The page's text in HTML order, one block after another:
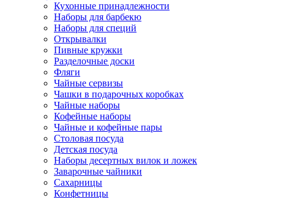
Кухонные принадлежности
Наборы для барбекю
Наборы для специй
Открывалки
Пивные кружки
Разделочные доски
Фляги
Чайные сервизы
Чашки в подарочных коробках
Чайные наборы
Кофейные наборы
Чайные и кофейные пары
Столовая посуда
Детская посуда
Наборы десертных вилок и ложек
Заварочные чайники
Сахарницы
Конфетницы